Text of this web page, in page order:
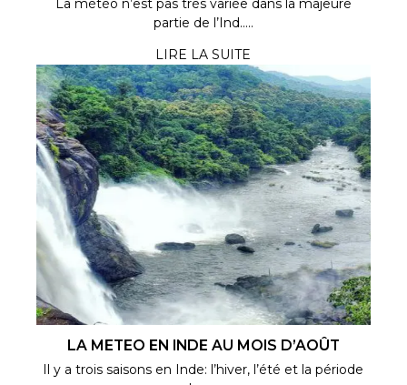
La météo n’est pas très variée dans la majeure
partie de l’Ind.....
LIRE LA SUITE
LA METEO EN INDE AU MOIS D’AOÛT
Il y a trois saisons en Inde: l’hiver, l’été et la période